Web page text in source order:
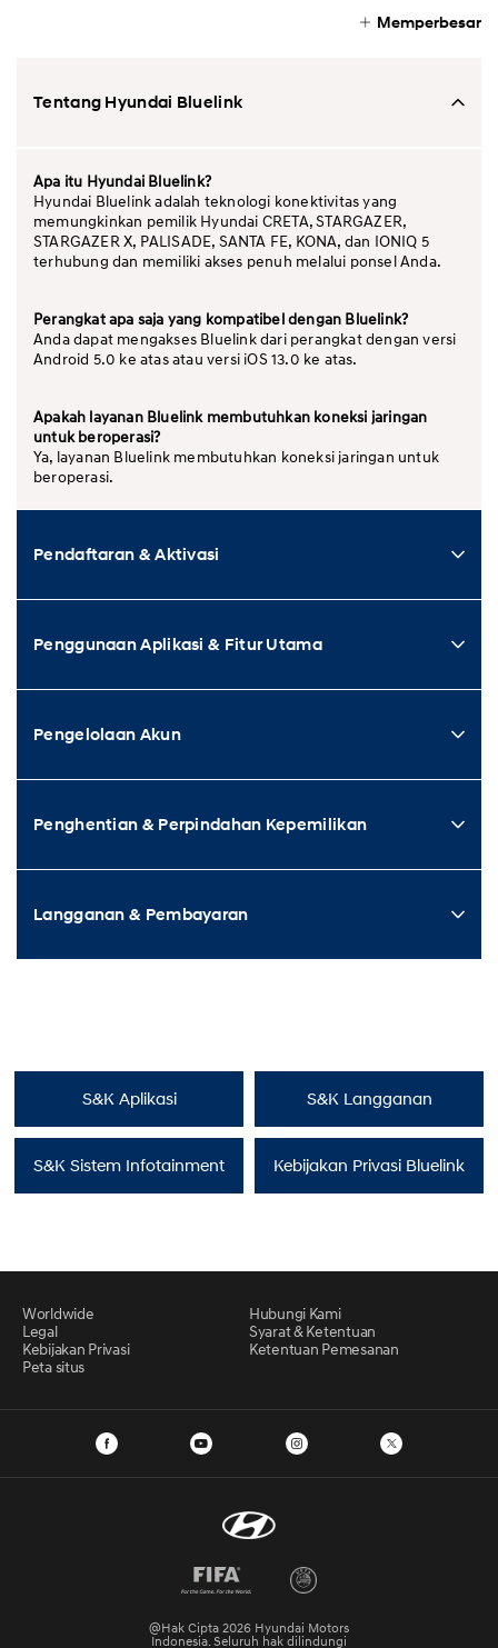
Memperbesar
Tentang Hyundai Bluelink
Apa itu Hyundai Bluelink?
Hyundai Bluelink adalah teknologi konektivitas yang
memungkinkan pemilik Hyundai CRETA, STARGAZER,
STARGAZER X, PALISADE, SANTA FE, KONA, dan IONIQ 5
terhubung dan memiliki akses penuh melalui ponsel Anda.
Perangkat apa saja yang kompatibel dengan Bluelink?
Anda dapat mengakses Bluelink dari perangkat dengan versi
Android 5.0 ke atas atau versi iOS 13.0 ke atas.
Apakah layanan Bluelink membutuhkan koneksi jaringan
untuk beroperasi?
Ya, layanan Bluelink membutuhkan koneksi jaringan untuk
beroperasi.
Pendaftaran & Aktivasi
Penggunaan Aplikasi & Fitur Utama
Pengelolaan Akun
Penghentian & Perpindahan Kepemilikan
Langganan & Pembayaran
S&K Aplikasi S&K Langganan
S&K Sistem Infotainment Kebijakan Privasi Bluelink
Worldwide
Hubungi Kami
Legal
Syarat & Ketentuan
Kebijakan Privasi
Ketentuan Pemesanan
Peta situs
@Hak Cipta 2026 Hyundai Motors
Indonesia. Seluruh hak dilindungi